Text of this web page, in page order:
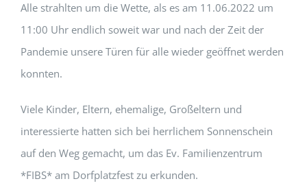
Alle strahlten um die Wette, als es am 11.06.2022 um
11:00 Uhr endlich soweit war und nach der Zeit der
Pandemie unsere Türen für alle wieder geöffnet werden
konnten.
Viele Kinder, Eltern, ehemalige, Großeltern und
interessierte hatten sich bei herrlichem Sonnenschein
auf den Weg gemacht, um das Ev. Familienzentrum
*FIBS* am Dorfplatzfest zu erkunden.